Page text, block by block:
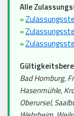
Alle
»
»
»
Bad Homburg,
Hasenmühle,
Oberursel,